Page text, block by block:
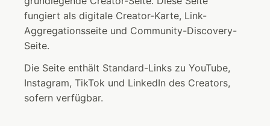
fungiert als digitale Creator-Karte, Link-
Aggregationsseite und Community-Discovery-
Seite.
Die Seite enthält Standard-Links zu YouTube,
Instagram, TikTok und LinkedIn des Creators,
sofern verfügbar.